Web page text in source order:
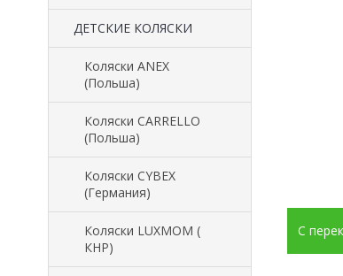
ДЕТСКИЕ КОЛЯСКИ
Коляски ANEX
(Польша)
Коляски CARRELLO
(Польша)
Коляски CYBEX
(Германия)
Коляски LUXMOM (
КНР)
С